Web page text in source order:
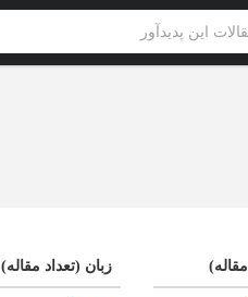
زبان (تعداد مقاله)